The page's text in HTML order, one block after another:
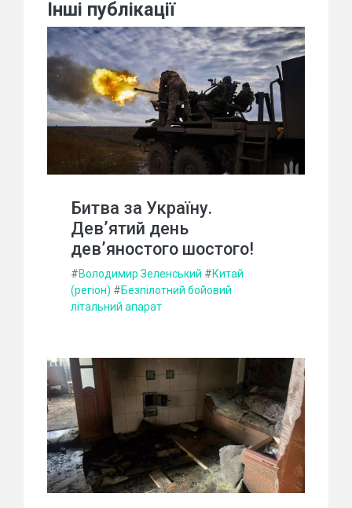
Інші публікації
Битва за Україну.
Дев’ятий день
дев’яностого шостого!
#Володимир Зеленський #Китай
(регіон) #Безпілотний бойовий
літальний апарат